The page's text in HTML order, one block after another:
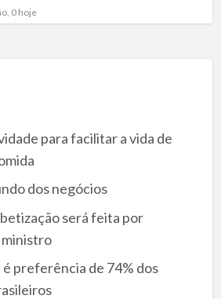
0 hoje
para facilitar a vida de
dos negócios
será feita por
ministro
é preferência de 74% dos